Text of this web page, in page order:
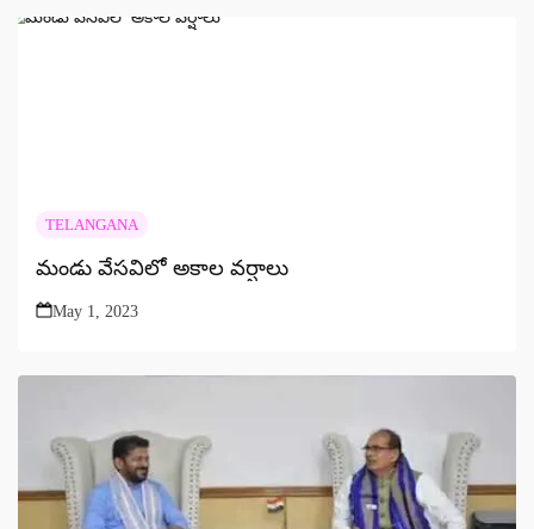
TELANGANA
మండు వేసవిలో అకాల వర్షాలు
May 1, 2023